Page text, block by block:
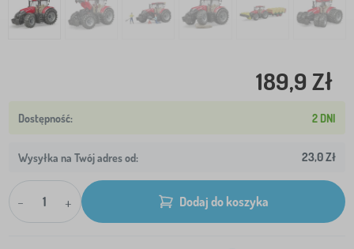
189,9 Zł
2 DNI
Wysyłka na Twój adres od: 23,0 Zł
- + Dodaj do koszyka